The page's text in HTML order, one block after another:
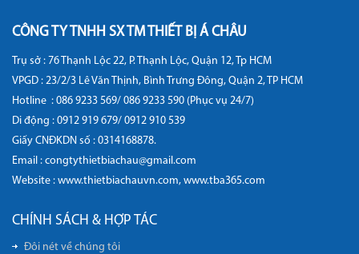
CÔNG TY TNHH SX TM THIẾT BỊ Á CHÂU
Trụ sở : 76 Thạnh Lộc 22, P. Thạnh Lộc, Quận 12, Tp HCM
VPGD : 23/2/3 Lê Văn Thịnh, Bình Trưng Đông, Quận 2, TP HCM
Hotline : 086 9233 569/ 086 9233 590 (Phục vụ 24/7)
Di động : 0912 919 679/ 0912 910 539
Giấy CNĐKDN số : 0314168878.
Email : congtythietbiachau@gmail.com
Website : www.thietbiachauvn.com, www.tba365.com
CHÍNH SÁCH & HỢP TÁC
Đôi nét về chúng tôi